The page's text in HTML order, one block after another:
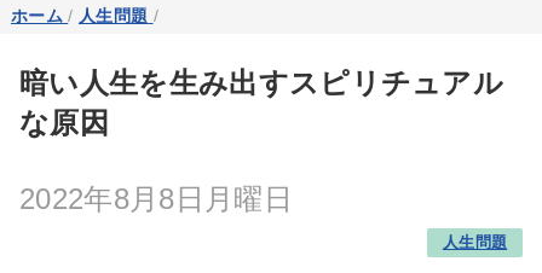
ホーム / 人生問題 /
暗い人生を生み出すスピリチュアル
な原因
2022年8月8日月曜日
人生問題